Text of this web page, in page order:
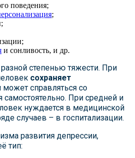
поведения;
;
и сонливость, и др.
разной степенью тяжести. При
сохраняет
может справляться со
При средней и
нуждается в медицинской
случаев – в госпитализации.
развития депрессии,
тип: